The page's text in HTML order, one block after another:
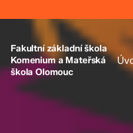
Fakultní základní škola
Komenium a Mateřská
škola Olomouc